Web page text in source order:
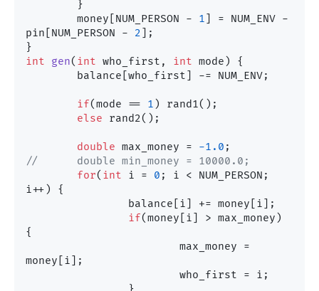
	money[NUM_PERSON -
1 ] = NUM_ENV -
pin[NUM_PERSON - 2 ];
int
gen( int who_first, int mode)
{
if(mode == 1 ) rand1();
else rand2();
double max_money = -1.0
//	double min_money = 10000.0;
for( int i = 0 ; i < NUM_PERSON;
i++) {
if(money[i] > max_money)
{
money[i];